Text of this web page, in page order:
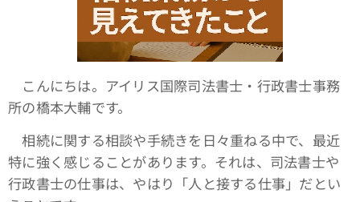
こんにちは。アイリス国際司法書士・行政書士事務
所の橋本大輔です。
相続に関する相談や手続きを日々重ねる中で、最近
特に強く感じることがあります。それは、司法書士や
行政書士の仕事は、やはり「人と接する仕事」だとい